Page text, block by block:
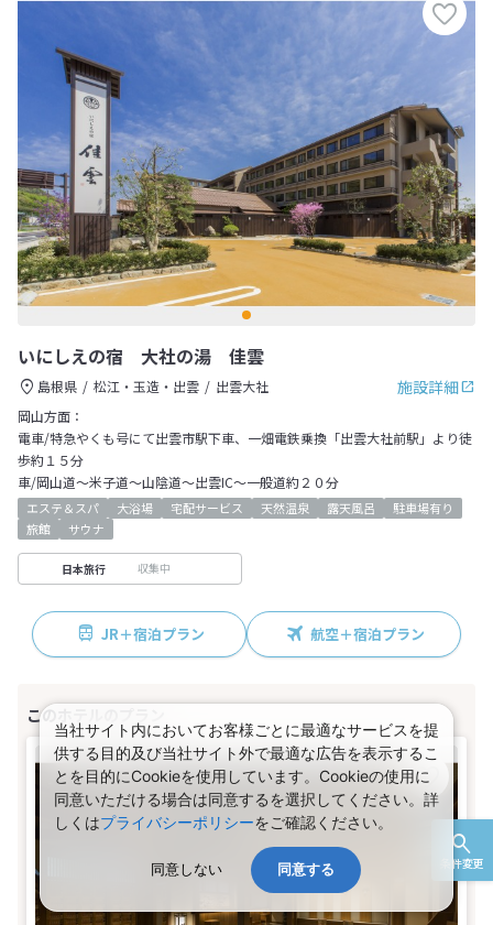
条件変更
いにしえの宿 大社の湯 佳雲
施設詳細
島根県 松江・玉造・出雲
出雲大社
岡山方面：
電車/特急やくも号にて出雲市駅下車、一畑電鉄乗換「出雲大社前駅」より徒
歩約１５分
車/岡山道～米子道～山陰道～出雲IC～一般道約２０分
エステ＆スパ 大浴場 宅配サービス 天然温泉 露天風呂
駐車場有り
旅館
サウナ
日本旅行 収集中
JR＋宿泊プラン 航空＋宿泊プラン
当社サイト内においてお客様ごとに最適なサービスを提
供する目的及び当社サイト外で最適な広告を表示するこ
とを目的にCookieを使用しています。Cookieの使用に
同意いただける場合は同意するを選択してください。詳
しくはプライバシーポリシーをご確認ください。
同意しない 同意する